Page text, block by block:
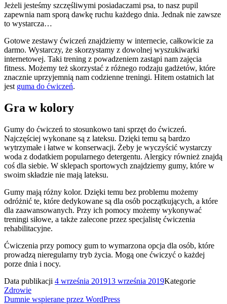
Jeżeli jesteśmy szczęśliwymi posiadaczami psa, to nasz pupil
zapewnia nam sporą dawkę ruchu każdego dnia. Jednak nie zawsze
to wystarcza…
Gotowe zestawy ćwiczeń znajdziemy w internecie, całkowicie za
darmo. Wystarczy, że skorzystamy z dowolnej wyszukiwarki
internetowej. Taki trening z powadzeniem zastąpi nam zajęcia
fitness. Możemy też skorzystać z różnego rodzaju gadżetów, które
znacznie uprzyjemnią nam codzienne treningi. Hitem ostatnich lat
jest guma do ćwiczeń.
Gra w kolory
Gumy do ćwiczeń to stosunkowo tani sprzęt do ćwiczeń.
Najczęściej wykonane są z lateksu. Dzięki temu są bardzo
wytrzymałe i łatwe w konserwacji. Żeby je wyczyścić wystarczy
woda z dodatkiem popularnego detergentu. Alergicy również znajdą
coś dla siebie. W sklepach sportowych znajdziemy gumy, które w
swoim składzie nie mają lateksu.
Gumy mają różny kolor. Dzięki temu bez problemu możemy
odróżnić te, które dedykowane są dla osób początkujących, a które
dla zaawansowanych. Przy ich pomocy możemy wykonywać
treningi siłowe, a także zalecone przez specjalistę ćwiczenia
rehabilitacyjne.
Ćwiczenia przy pomocy gum to wymarzona opcja dla osób, które
prowadzą nieregularny tryb życia. Mogą one ćwiczyć o każdej
porze dnia i nocy.
Data publikacji 4 września 201913 września 2019Kategorie
Zdrowie
Dumnie wspierane przez WordPress